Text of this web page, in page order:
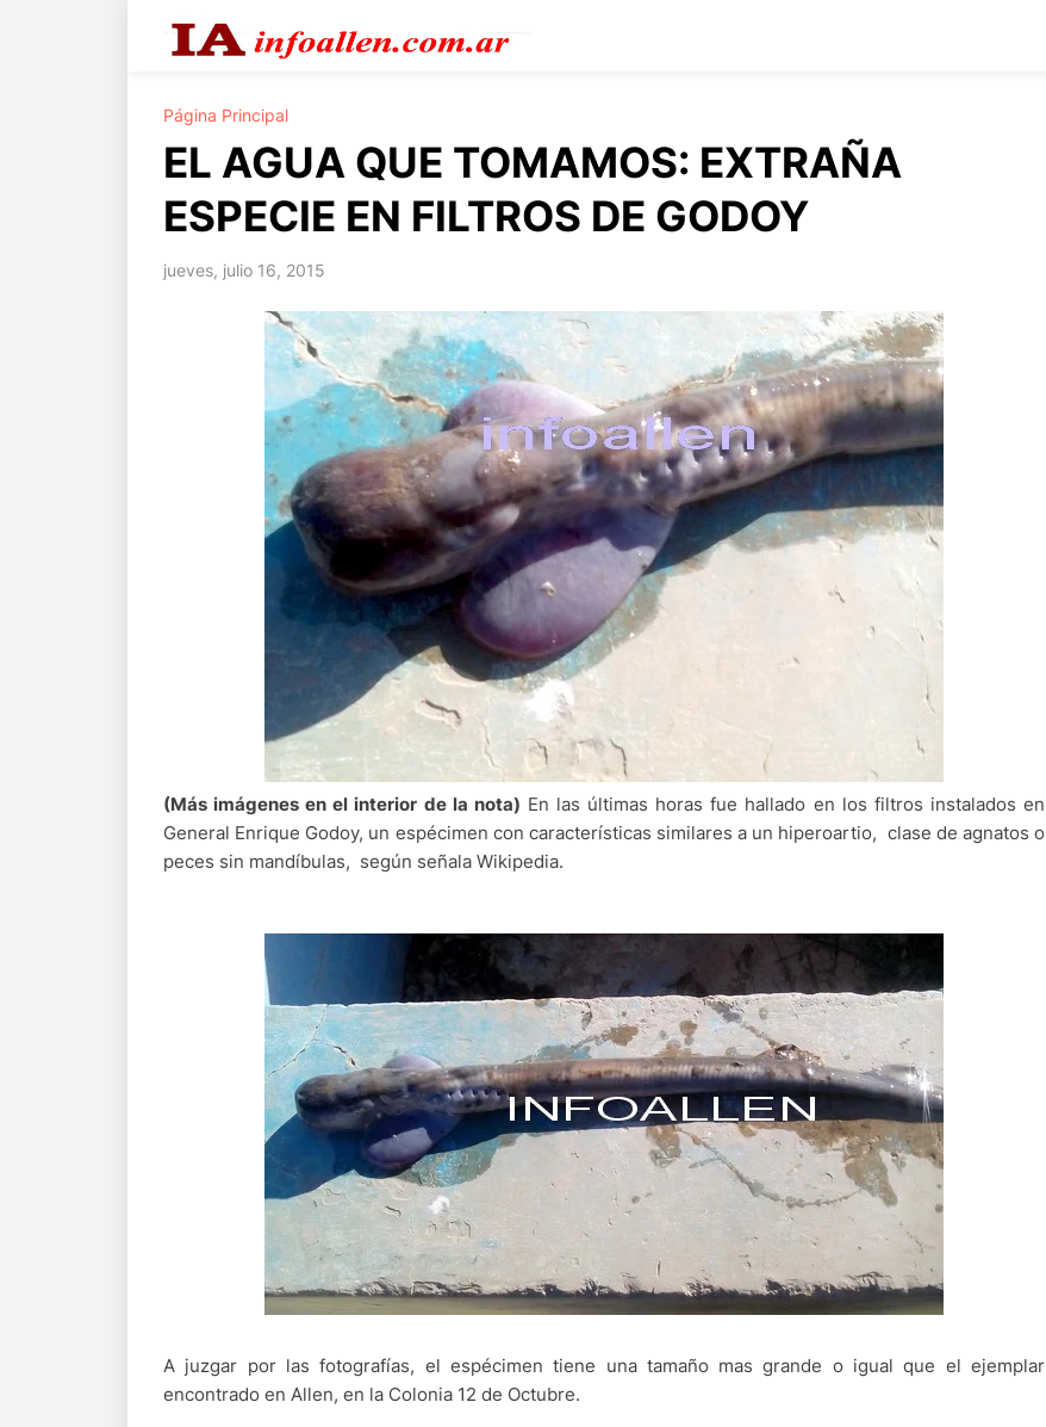
Página Principal
EL AGUA QUE TOMAMOS: EXTRAÑA
ESPECIE EN FILTROS DE GODOY
jueves, julio 16, 2015
(Más imágenes en el interior de la nota) En las últimas horas fue hallado en los filtros instalados en
General Enrique Godoy, un espécimen con características similares a un hiperoartio, clase de agnatos o
peces sin mandíbulas, según señala Wikipedia.
A juzgar por las fotografías, el espécimen tiene una tamaño mas grande o igual que el ejemplar
encontrado en Allen, en la Colonia 12 de Octubre.